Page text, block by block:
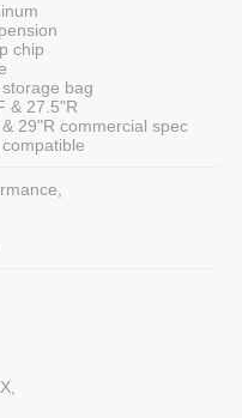
chip
bag
& 27.5"R
29"R commercial spec